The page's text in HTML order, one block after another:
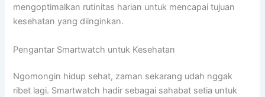
mengoptimalkan rutinitas harian untuk mencapai tujuan
kesehatan yang diinginkan.
Pengantar Smartwatch untuk Kesehatan
Ngomongin hidup sehat, zaman sekarang udah nggak
ribet lagi. Smartwatch hadir sebagai sahabat setia untuk